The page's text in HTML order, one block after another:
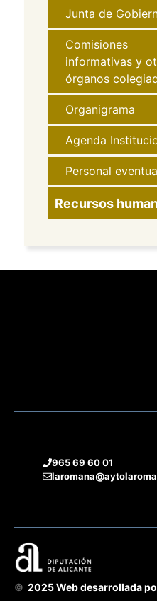
Junta de
Comisiones
informativas y
órganos
Organigrama
Agenda
Personal
Recursos
965 69 60 01
© 2025 Web desarrollada